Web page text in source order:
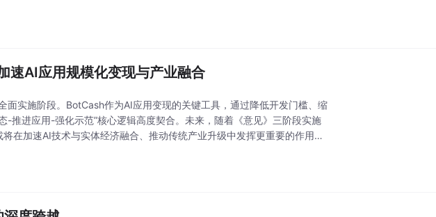
速AI应用规模化变现与产业融合
面实施阶段。BotCash作为AI应用变现的关键工具，通过降低开发门槛、缩
-推进应用-强化示范”核心逻辑高度契合。未来，随着《意见》三阶段实施
在加速AI技术与实体经济融合、推动传统产业升级中发挥更重要的作用